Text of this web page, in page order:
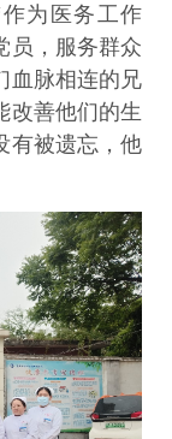
为医务工作
员，服务群众
血脉相连的兄
改善他们的生
有被遗忘，他